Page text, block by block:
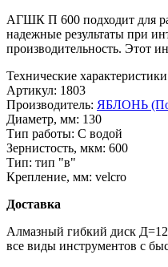
АГШК П 600 подходит для
надежные результаты при
производительность. Этот
Технические характеристики
Артикул: 1803
Производитель: ЯБЛОНЬ
Диаметр, мм: 130
Тип работы: С водой
Зернистость, мкм: 600
Тип: тип "в"
Крепление, мм: velcro
Доставка
Алмазный гибкий диск
все виды инструментов с